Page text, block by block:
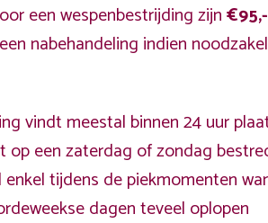
een wespenbestrijding zijn€95,-
nabehandeling indien
vindt meestal binnen 24 uur
op een zaterdag of zondag
tijdens de piekmomenten
dagen teveel oplopen